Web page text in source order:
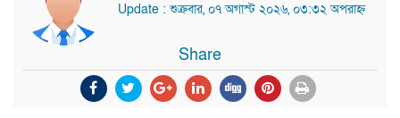
Update : শুক্রবার, ০৭ অগাস্ট ২০২৬, ০৩:৩২ অপরাহ্ন
Share